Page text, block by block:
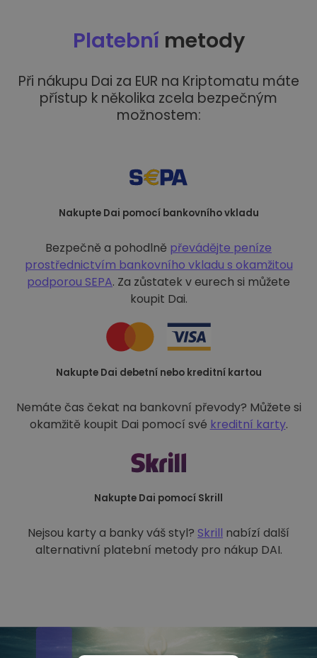
Platební metody
Při nákupu Dai za EUR na Kriptomatu máte
přístup k několika zcela bezpečným
možnostem:
Nakupte Dai pomocí bankovního vkladu
Bezpečně a pohodlně převádějte peníze
prostřednictvím bankovního vkladu s okamžitou
podporou SEPA. Za zůstatek v eurech si můžete
koupit Dai.
Nakupte Dai debetní nebo kreditní kartou
Nemáte čas čekat na bankovní převody? Můžete si
okamžitě koupit Dai pomocí své kreditní karty.
Nakupte Dai pomocí Skrill
Nejsou karty a banky váš styl? Skrill nabízí další
alternativní platební metody pro nákup DAI.